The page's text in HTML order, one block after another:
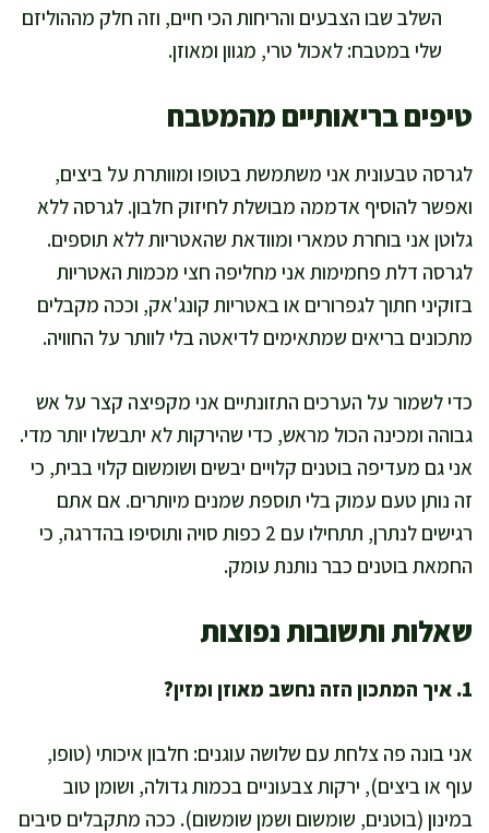
השלב שבו הצבעים והריחות הכי חיים, וזה חלק מההוליזם
שלי במטבח: לאכול טרי, מגוון ומאוזן.
טיפים בריאותיים מהמטבח
לגרסה טבעונית אני משתמשת בטופו ומוותרת על ביצים,
ואפשר להוסיף אדממה מבושלת לחיזוק חלבון. לגרסה ללא
גלוטן אני בוחרת טמארי ומוודאת שהאטריות ללא תוספים.
לגרסה דלת פחמימות אני מחליפה חצי מכמות האטריות
בזוקיני חתוך לגפרורים או באטריות קונג'אק, וככה מקבלים
מתכונים בריאים שמתאימים לדיאטה בלי לוותר על החוויה.
כדי לשמור על הערכים התזונתיים אני מקפיצה קצר על אש
גבוהה ומכינה הכול מראש, כדי שהירקות לא יתבשלו יותר מדי.
אני גם מעדיפה בוטנים קלויים יבשים ושומשום קלוי בבית, כי
זה נותן טעם עמוק בלי תוספת שמנים מיותרים. אם אתם
רגישים לנתרן, תתחילו עם 2 כפות סויה ותוסיפו בהדרגה, כי
החמאת בוטנים כבר נותנת עומק.
שאלות ותשובות נפוצות
1. איך המתכון הזה נחשב מאוזן ומזין?
אני בונה פה צלחת עם שלושה עוגנים: חלבון איכותי (טופו,
עוף או ביצים), ירקות צבעוניים בכמות גדולה, ושומן טוב
במינון (בוטנים, שומשום ושמן שומשום). ככה מתקבלים סיבים